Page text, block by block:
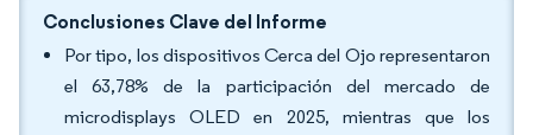
Conclusiones Clave del Informe
Por tipo, los dispositivos Cerca del Ojo representaron
el 63,78% de la participación del mercado de
microdisplays OLED en 2025, mientras que los